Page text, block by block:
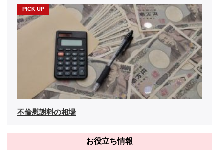
不倫慰謝料の相場
お役立ち情報